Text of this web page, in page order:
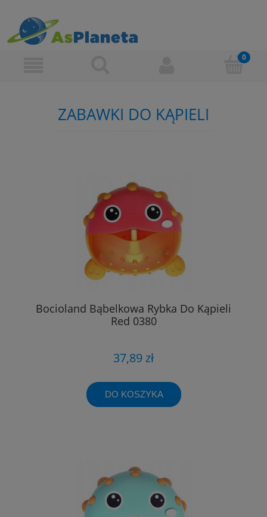
ZABAWKI DO KĄPIELI
Bocioland Bąbelkowa Rybka Do Kąpieli
Red 0380
37,89 zł
DO KOSZYKA